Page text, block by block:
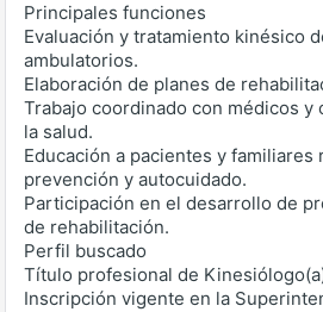
Principales funciones
Evaluación y tratamiento kinésico
ambulatorios.
Elaboración de planes de
Trabajo coordinado con médicos
la salud.
Educación a pacientes y familiares
prevención y autocuidado.
Participación en el desarrollo de
de rehabilitación.
Perfil buscado
Título profesional de
Inscripción vigente en la